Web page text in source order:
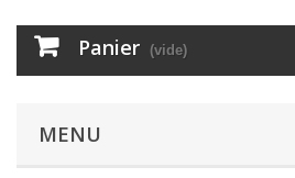
Panier (vide)
MENU